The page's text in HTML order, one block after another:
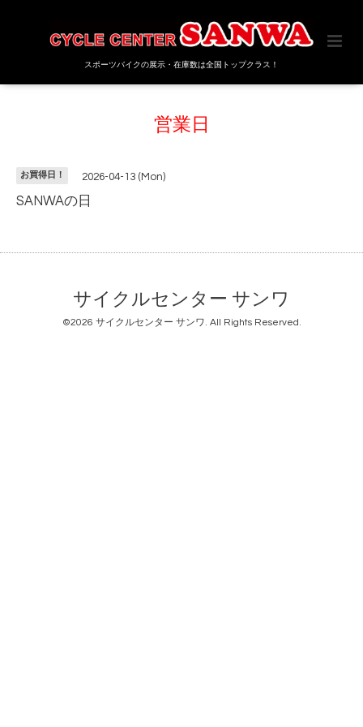
スポーツバイクの展示・在庫数は全国トップクラス！
営業日
お買得日！ 2026-04-13 (Mon)
SANWAの日
サイクルセンター サンワ
©2026 サイクルセンター サンワ. All Rights Reserved.